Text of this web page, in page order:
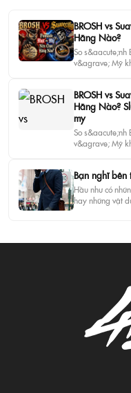
BROSH vs
Hãng Nào?
So s&aacute;nh
v&agrave; Mỹ
BROSH vs
Hãng Nào?
my
So s&aacute;nh
v&agrave; Mỹ
Bạn nghĩ bên
Hầu như có
hay những vật